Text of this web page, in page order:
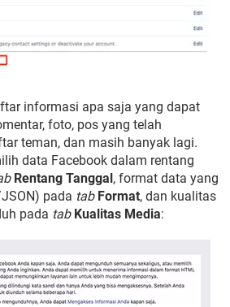
informasi apa saja yang dapat
foto, pos yang telah
teman, dan masih banyak lagi.
data Facebook dalam rentang
Rentang Tanggal, format data yang
pada tab Format, dan kualitas
pada tab Kualitas Media: